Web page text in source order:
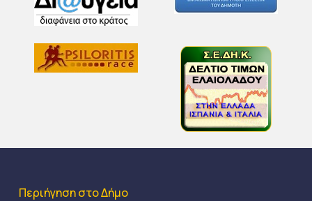
Περιήγηση στο Δήμο